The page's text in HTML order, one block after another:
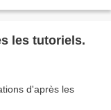
les tutoriels.